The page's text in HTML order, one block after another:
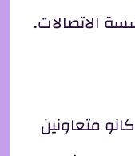
الاتصالات.
متعاونين